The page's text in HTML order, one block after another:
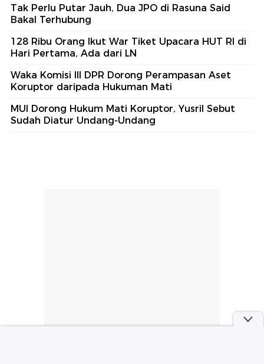
Tak Perlu Putar Jauh, Dua JPO di Rasuna Said
Bakal Terhubung
128 Ribu Orang Ikut War Tiket Upacara HUT RI di
Hari Pertama, Ada dari LN
Waka Komisi III DPR Dorong Perampasan Aset
Koruptor daripada Hukuman Mati
MUI Dorong Hukum Mati Koruptor, Yusril Sebut
Sudah Diatur Undang-Undang